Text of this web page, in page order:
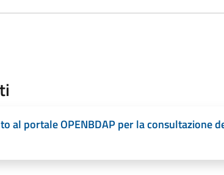
al portale OPENBDAP per la consultazione